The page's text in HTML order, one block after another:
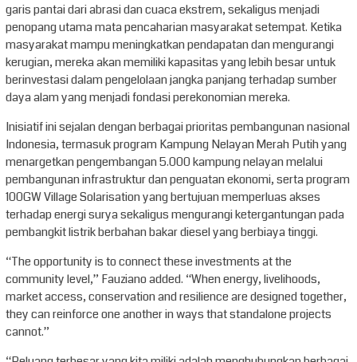
garis pantai dari abrasi dan cuaca ekstrem, sekaligus menjadi
penopang utama mata pencaharian masyarakat setempat. Ketika
masyarakat mampu meningkatkan pendapatan dan mengurangi
kerugian, mereka akan memiliki kapasitas yang lebih besar untuk
berinvestasi dalam pengelolaan jangka panjang terhadap sumber
daya alam yang menjadi fondasi perekonomian mereka.
Inisiatif ini sejalan dengan berbagai prioritas pembangunan nasional
Indonesia, termasuk program Kampung Nelayan Merah Putih yang
menargetkan pengembangan 5.000 kampung nelayan melalui
pembangunan infrastruktur dan penguatan ekonomi, serta program
100GW Village Solarisation yang bertujuan memperluas akses
terhadap energi surya sekaligus mengurangi ketergantungan pada
pembangkit listrik berbahan bakar diesel yang berbiaya tinggi.
“The opportunity is to connect these investments at the
community level,” Fauziano added. “When energy, livelihoods,
market access, conservation and resilience are designed together,
they can reinforce one another in ways that standalone projects
cannot.”